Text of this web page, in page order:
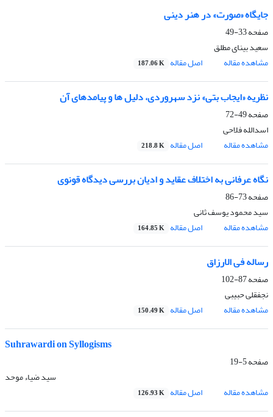
جایگاه «صورت» در هنر دینی
صفحه33-49
سعید بینای مطلق
مشاهده مقاله
اصل مقاله 187.06 K
نظریه «ایجاب بتی» نزد سهروردی، دلیل ها و پیامدهای آن
صفحه49-72
اسدالله فلاحی
مشاهده مقاله
اصل مقاله 218.8 K
نگاه عرفانی به اختلاف عقاید و ادیان بررسی دیدگاه قونوی
صفحه73-86
سید محمود یوسف ثانی
مشاهده مقاله
اصل مقاله 164.85 K
رساله فی الارزاق
صفحه87-102
نجفقلی حبیبی
مشاهده مقاله
اصل مقاله 150.49 K
Suhrawardi on Syllogisms
صفحه5-19
سید ضیاء موحد
مشاهده مقاله
اصل مقاله 126.93 K